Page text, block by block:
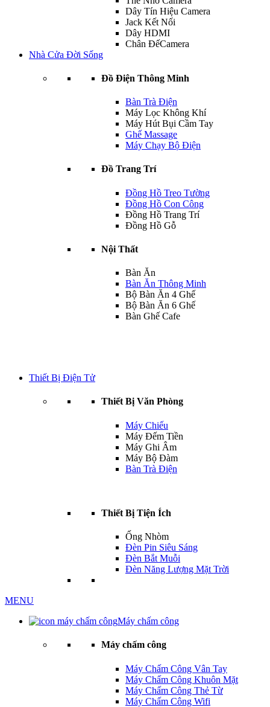
Dây Tín Hiệu Camera
Jack Kết Nối
Dây HDMI
Chân ĐếCamera
Nhà Cửa Đời Sống
Đồ Điện Thông Minh
Bàn Trà Điện
Máy Lọc Không Khí
Máy Hút Bụi Cầm Tay
Ghế Massage
Máy Chạy Bộ Điện
Đồ Trang Trí
Đồng Hồ Treo Tường
Đồng Hồ Con Công
Đồng Hồ Trang Trí
Đồng Hồ Gỗ
Nội Thất
Bàn Ăn
Bàn Ăn Thông Minh
Bộ Bàn Ăn 4 Ghế
Bộ Bàn Ăn 6 Ghế
Bàn Ghế Cafe
Thiết Bị Điện Tử
Thiết Bị Văn Phòng
Máy Chiếu
Máy Đếm Tiền
Máy Ghi Âm
Máy Bộ Đàm
Bàn Trà Điện
Thiết Bị Tiện Ích
Ống Nhòm
Đèn Pin Siêu Sáng
Đèn Bắt Muỗi
Đèn Năng Lượng Mặt Trời
MENU
Máy chấm công
Máy chấm công
Máy Chấm Công Vân Tay
Máy Chấm Công Khuôn Mặt
Máy Chấm Công Thẻ Từ
Máy Chấm Công Wifi